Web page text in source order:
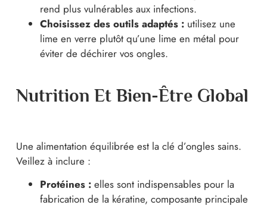
rend plus vulnérables aux infections.
Choisissez des outils adaptés : utilisez une
lime en verre plutôt qu’une lime en métal pour
éviter de déchirer vos ongles.
Nutrition Et Bien-Être Global
Une alimentation équilibrée est la clé d’ongles sains.
Veillez à inclure :
Protéines : elles sont indispensables pour la
fabrication de la kératine, composante principale